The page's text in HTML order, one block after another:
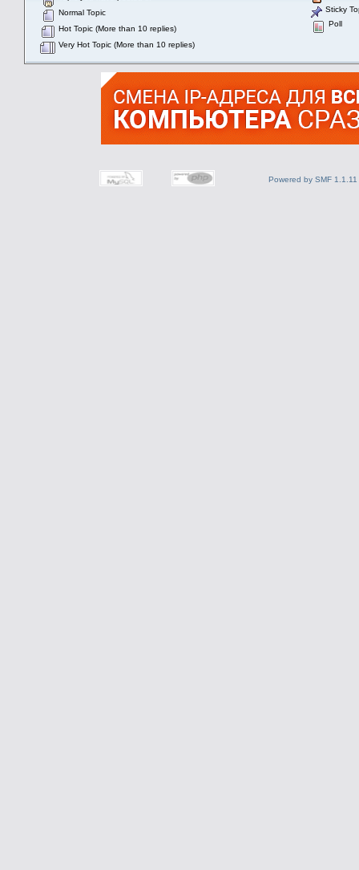
Normal Topic
Hot Topic (More than 10 replies)
Very Hot Topic (More than 10 replies)
Sticky
Poll
Powered by SMF 1.1.11